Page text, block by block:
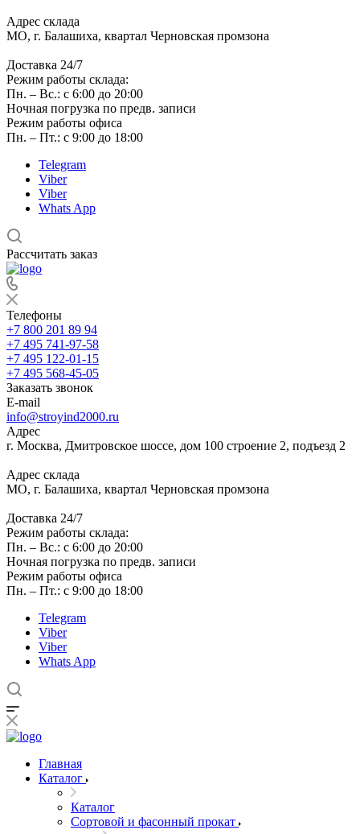
Адрес склада
МО, г. Балашиха, квартал Черновская промзона
Доставка 24/7
Режим работы склада:
Пн. – Вс.: с 6:00 до 20:00
Ночная погрузка по предв. записи
Режим работы офиса
Пн. – Пт.: с 9:00 до 18:00
Telegram
Viber
Viber
Whats App
Рассчитать заказ
Телефоны
+7 800 201 89 94
+7 495 741-97-58
+7 495 122-01-15
+7 495 568-45-05
Заказать звонок
E-mail
info@stroyind2000.ru
Адрес
г. Москва, Дмитровское шоссе, дом 100 строение 2, подъезд 2
Адрес склада
МО, г. Балашиха, квартал Черновская промзона
Доставка 24/7
Режим работы склада:
Пн. – Вс.: с 6:00 до 20:00
Ночная погрузка по предв. записи
Режим работы офиса
Пн. – Пт.: с 9:00 до 18:00
Telegram
Viber
Viber
Whats App
Главная
Каталог
Каталог
Сортовой и фасонный прокат